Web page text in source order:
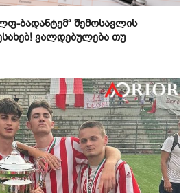
ბადანტემ“ შემოსავლის
ვალდებულება თუ